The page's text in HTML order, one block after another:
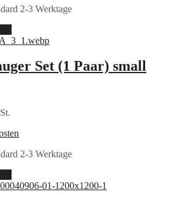
2-3 Werktage
Set (1 Paar) small
2-3 Werktage